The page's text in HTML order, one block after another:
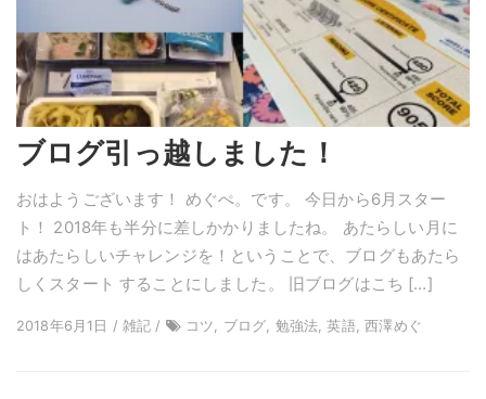
ブログ引っ越しました！
おはようございます！ めぐぺ。です。 今日から6月スター
ト！ 2018年も半分に差しかかりましたね。 あたらしい月に
はあたらしいチャレンジを！ということで、ブログもあたら
しくスタート することにしました。 旧ブログはこち […]
2018年6月1日 / 雑記 / コツ, ブログ, 勉強法, 英語, 西澤めぐ